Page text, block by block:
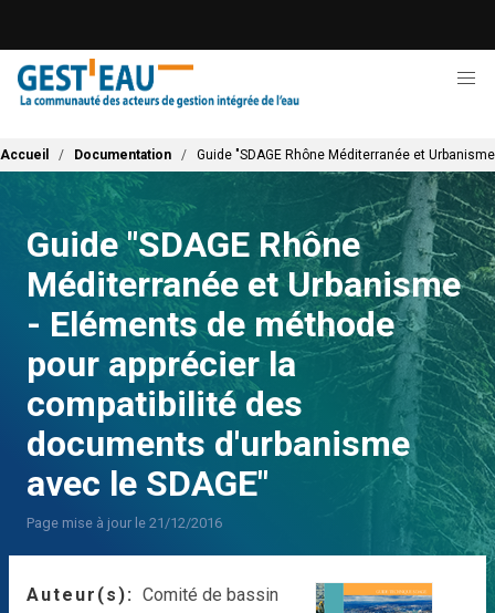
contenu
principal
Fil d'Ariane
Accueil Documentation Guide "SDAGE Rhône Méditerranée et
Guide "SDAGE Rhône
Méditerranée et Urbanisme
- Eléments de méthode
pour apprécier la
compatibilité des
documents d'urbanisme
avec le SDAGE"
Page mise à jour le 21/12/2016
Auteur(s)
Comité de bassin